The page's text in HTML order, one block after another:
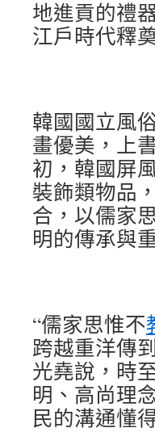
地進貢的禮
江戶時代釋
韓國國立風
畫優美，上
初，韓國屏
裝飾類物品
合，以儒家
明的傳承與
“儒家思惟不
跨越重洋傳
光堯說，時
明、高尚理
民的溝通懂